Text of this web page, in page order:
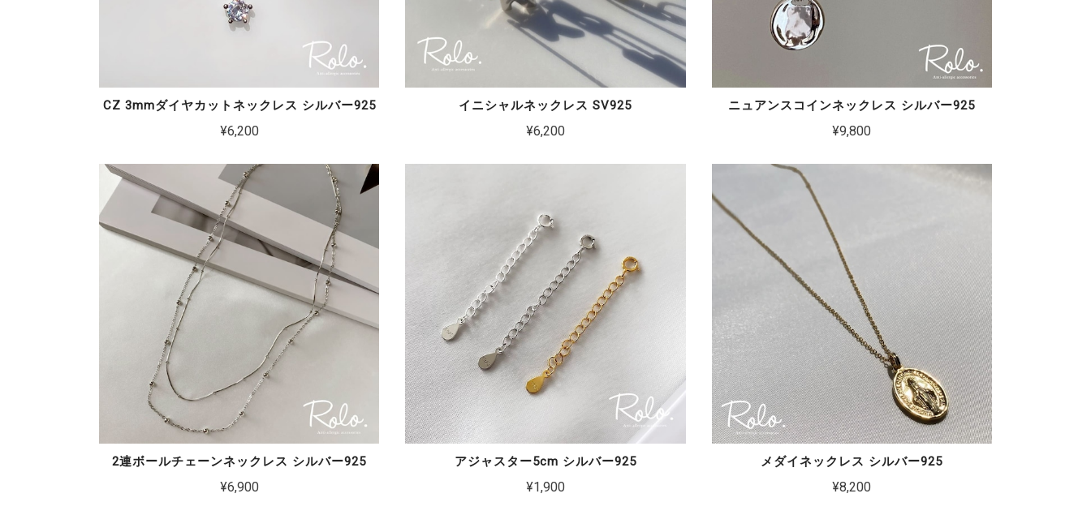
CZ 3mmダイヤカットネックレス シルバー925
¥6,200
イニシャルネックレス SV925
¥6,200
ニュアンスコインネックレス シルバー925
¥9,800
2連ボールチェーンネックレス シルバー925
¥6,900
アジャスター5cm シルバー925
¥1,900
メダイネックレス シルバー925
¥8,200